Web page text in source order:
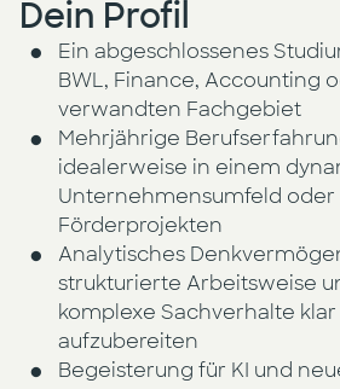
Dein Profil
Ein abgeschlossenes
BWL, Finance, Accounting
verwandten Fachgebiet
Mehrjährige
idealerweise in einem
Unternehmensumfeld oder
Förderprojekten
Analytisches
strukturierte Arbeitsweise
komplexe Sachverhalte
aufzubereiten
Begeisterung für KI und